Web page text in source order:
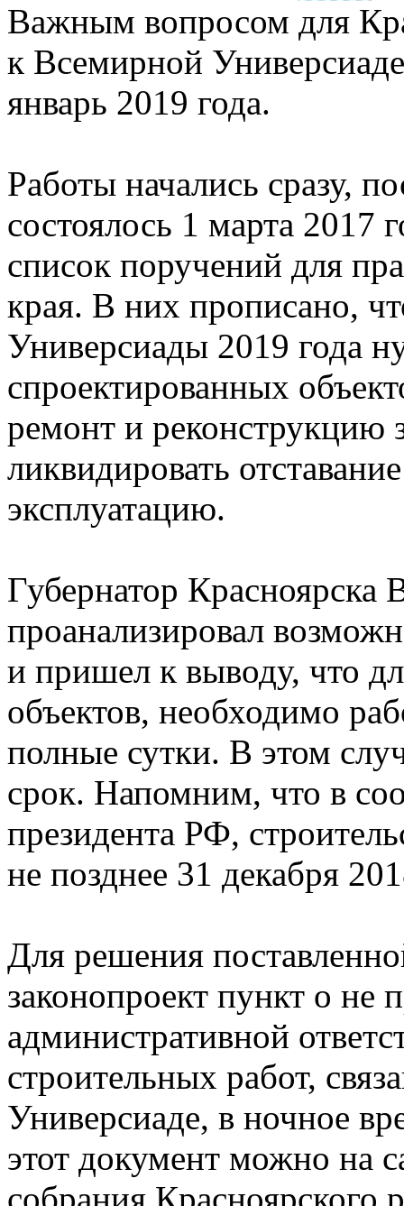
Важным вопросом для
к Всемирной
январь 2019 года.
Работы начались сразу,
состоялось 1 марта 2017
список поручений для
края. В них прописано,
Универсиады 2019 года
спроектированных
ремонт и реконструкцию
ликвидировать
эксплуатацию.
Губернатор Красноярска
проанализировал
и пришел к выводу, что
объектов, необходимо
полные сутки. В этом
срок. Напомним, что в
президента РФ,
не позднее 31 декабря
Для решения
законопроект пункт о не
административной
строительных работ,
Универсиаде, в ночное
этот документ можно на
собрания Красноярского